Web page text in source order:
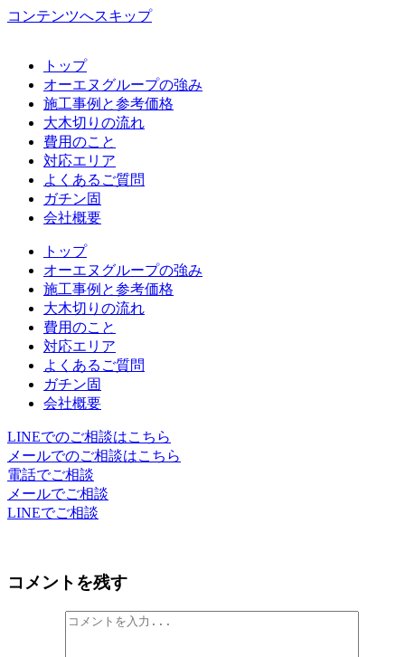
コンテンツへスキップ
トップ
オーエヌグループの強み
施工事例と参考価格
大木切りの流れ
費用のこと
対応エリア
よくあるご質問
ガチン固
会社概要
トップ
オーエヌグループの強み
施工事例と参考価格
大木切りの流れ
費用のこと
対応エリア
よくあるご質問
ガチン固
会社概要
LINEでのご相談はこちら
メールでのご相談はこちら
電話でご相談
メールでご相談
LINEでご相談
コメントを残す